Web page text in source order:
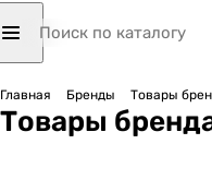
Главная Бренды Товары
Товары